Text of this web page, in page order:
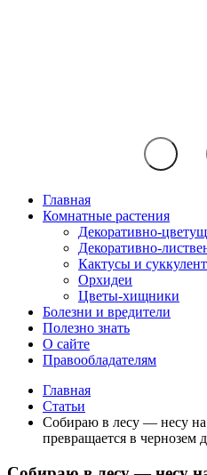
Главная
Комнатные растения
Декоративно-
Декоративно-
Кактусы и
Орхидеи
Цветы-хищники
Болезни и вредители
Полезно знать
О сайте
Правообладателям
Главная
Статьи
Собираю в лесу — несу на
превращается в чернозем